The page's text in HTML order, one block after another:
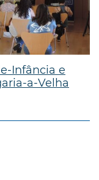
Infância e
a-Velha